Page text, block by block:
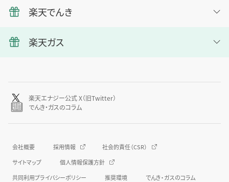
楽天でんき
楽天ガス
楽天エナジー公式 X（旧Twitter）
でんき・ガスのコラム
会社概要 採用情報
社会的責任（CSR）
サイトマップ
個人情報保護方針
共同利用プライバシーポリシー
推奨環境 でんき・ガスのコラム